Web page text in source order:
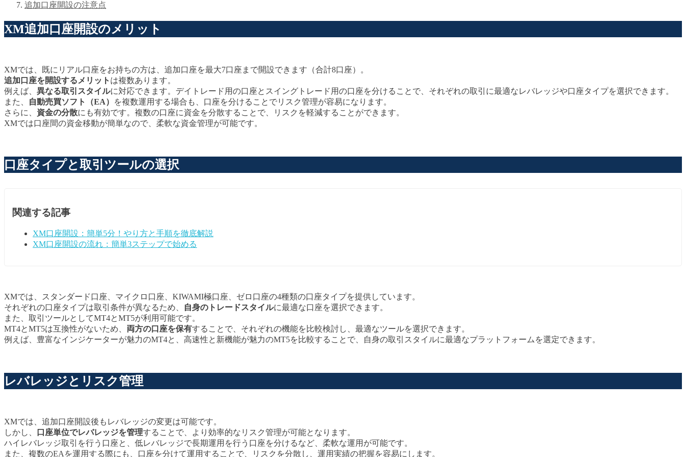
追加口座開設の注意点
XM追加口座開設のメリット
XMでは、既にリアル口座をお持ちの方は、追加口座を最大7口座まで開設できます（合計8口座）。
追加口座を開設するメリット は複数あります。
例えば、 異なる取引スタイルに対応できます。デイトレード用の口座とスイングトレード用の口座を分けることで、それぞれの取引に最適なレバレッジや口座タイプを選択できます。
また、
自動売買ソフト（EA）
を複数運用する場合も、口座を分けることでリスク管理が容易になります。
さらに、 資金の分散にも有効です。複数の口座に資金を分散することで、リスクを軽減することができます。
XMでは口座間の資金移動が簡単なので、柔軟な資金管理が可能です。
口座タイプと取引ツールの選択
関連する記事
XM口座開設：簡単5分！やり方と手順を徹底解説
XM口座開設の流れ：簡単3ステップで始める
XMでは、スタンダード口座、マイクロ口座、KIWAMI極口座、ゼロ口座の4種類の口座タイプを提供しています。
それぞれの口座タイプは取引条件が異なるため、
自身のトレードスタイルに最適な口座を選択できます。
また、取引ツールとしてMT4とMT5が利用可能です。
MT4とMT5は互換性がないため、 両方の口座を保有することで、それぞれの機能を比較検討し、最適なツールを選択できます。
例えば、豊富なインジケーターが魅力のMT4と、高速性と新機能が魅力のMT5を比較することで、自身の取引スタイルに最適なプラットフォームを選定できます。
レバレッジとリスク管理
XMでは、追加口座開設後もレバレッジの変更は可能です。
しかし、
口座単位でレバレッジを管理することで、より効率的なリスク管理が可能となります。
ハイレバレッジ取引を行う口座と、低レバレッジで長期運用を行う口座を分けるなど、柔軟な運用が可能です。
また、複数のEAを運用する際にも、口座を分けて運用することで、リスクを分散し、運用実績の把握を容易にします。